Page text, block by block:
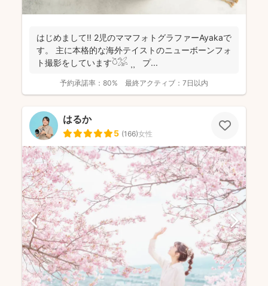
はじめまして‼︎ 2児のママフォトグラファーAyakaで
す。 主に本格的な海外テイストのニューボーンフォ
ト撮影をしています𓎤𓅮 ⸒⸒ プ...
予約承諾率： 80% 最終アクティブ： 7日以内
はるか
5 (166)女性